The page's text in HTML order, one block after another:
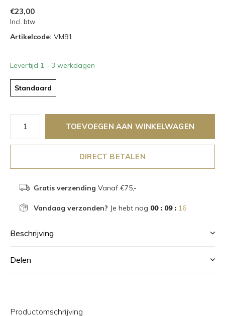
€23,00
Incl. btw
Artikelcode: VM91
Levertijd 1 - 3 werkdagen
Standaard
TOEVOEGEN AAN WINKELWAGEN
DIRECT BETALEN
Gratis verzending Vanaf €75,-
Vandaag verzonden? Je hebt nog 00 : 09 : 16
Beschrijving
Delen
Productomschrijving